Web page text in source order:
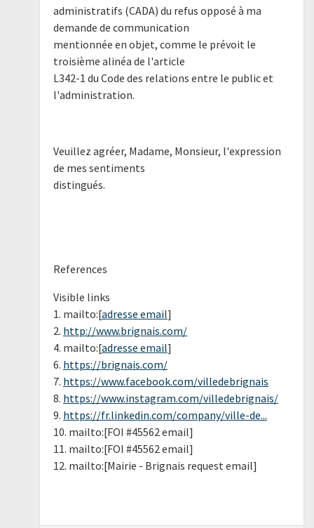
administratifs (CADA) du refus opposé à ma
demande de communication
mentionnée en objet, comme le prévoit le
troisième alinéa de l'article
L342-1 du Code des relations entre le public et
l'administration.
Veuillez agréer, Madame, Monsieur, l'expression
de mes sentiments
distingués.
References
Visible links
1. mailto:[adresse email]
2. http://www.brignais.com/
4. mailto:[adresse email]
6. https://brignais.com/
7. https://www.facebook.com/villedebrignais
8. https://www.instagram.com/villedebrignais/
9. https://fr.linkedin.com/company/ville-de...
10. mailto:[FOI #45562 email]
11. mailto:[FOI #45562 email]
12. mailto:[Mairie - Brignais request email]